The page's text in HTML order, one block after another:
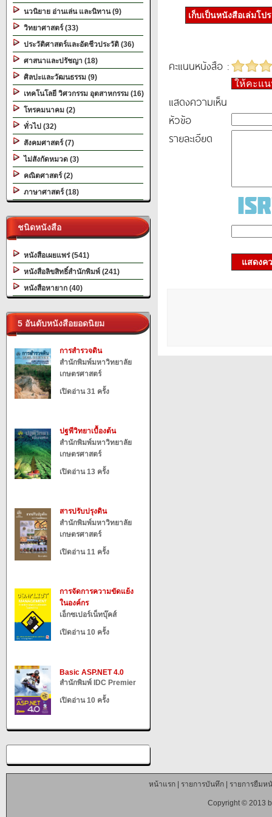
นวนิยาย อ่านเล่น และนิทาน (9)
วิทยาศาสตร์ (33)
ประวัติศาสตร์และอัตชีวประวัติ (36)
ศาสนาและปรัชญา (18)
ศิลปะและวัฒนธรรม (9)
เทคโนโลยี วิศวกรรม อุตสาหกรรม (16)
โทรคมนาคม (2)
ทั่วไป (32)
สังคมศาสตร์ (7)
ไม่สังกัดหมวด (3)
คณิตศาสตร์ (2)
ภาษาศาสตร์ (18)
ชนิดหนังสือ
หนังสือเผยแพร่ (541)
หนังสือลิขสิทธิ์สำนักพิมพ์ (241)
หนังสือหายาก (40)
5 อันดับหนังสือยอดนิยม
การสำรวจดิน
สำนักพิมพ์มหาวิทยาลัย
เกษตรศาสตร์
เปิดอ่าน 31 ครั้ง
ปฐพีวิทยาเบื้องต้น
สำนักพิมพ์มหาวิทยาลัย
เกษตรศาสตร์
เปิดอ่าน 13 ครั้ง
สารปรับปรุงดิน
สำนักพิมพ์มหาวิทยาลัย
เกษตรศาสตร์
เปิดอ่าน 11 ครั้ง
การจัดการความขัดแย้ง
ในองค์กร
เอ็กซเปอร์เน็ทบุ๊คส์
เปิดอ่าน 10 ครั้ง
Basic ASP.NET 4.0
สำนักพิมพ์ IDC Premier
เปิดอ่าน 10 ครั้ง
เก็บเป็นหนังสือเล่มโป
คะแนนหนังสือ :
ให้คะแ
แสดงความเห็น
หัวข้อ
รายละเอียด
แสดงค
หน้าแรก| รายการบันทึก| รายการยืมห
Copyright © 2013